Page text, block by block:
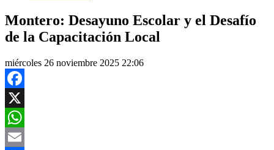
Montero: Desayuno Escolar y el Desafío
de la Capacitación Local
miércoles 26 noviembre 2025 22:06
Facebook
X
WhatsApp